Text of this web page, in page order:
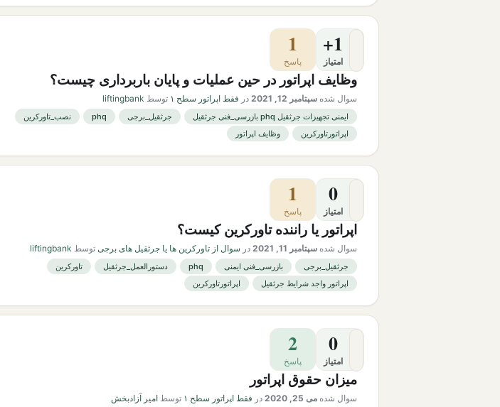
+1
امتیاز
1
پاسخ
وظایف اپراتور در حین عملیات و پایان باربرداری چیست؟
سوال شده سپتامبر 12, 2021 در فقط اپراتور سطح ۱ توسط liftingbank
ایمنی تجهیزات جرثقیل phq بازرسی_فنی جرثقیل جرثقیل_برجی phq
نصب_تاورکرین
اپراتورتاورکرین
وظایف اپراتور
0
امتیاز
1
پاسخ
اپراتور یا راننده تاورکرین کیست؟
سوال شده سپتامبر 11, 2021 در سوال از تاورکرین ها یا جرثقیل های برجی توسط liftingbank
جرثقیل_برجی بازرسی_فنی ایمنی phq دستورالعمل_جرثقیل
تاورکرین
اپراتور واجد شرایط جرثقیل
اپراتورتاورکرین
0
امتیاز
2
پاسخ
میزان حقوق اپراتور
سوال شده می 25, 2020 در فقط اپراتور سطح ۱ توسط امیر آزادبخش